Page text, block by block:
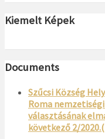
Kiemelt Képek
Documents
Szűcsi Község
Roma
választásának
következő 2/